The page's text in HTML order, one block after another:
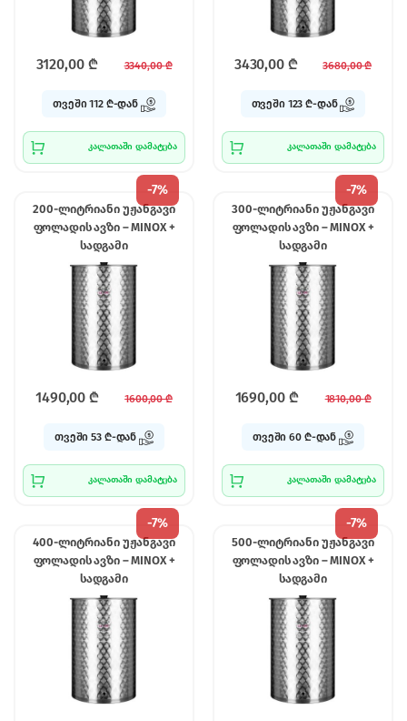
3120,00 ₾ 3340,00₾
თვეში 112 ₾-დან
კალათაში დამატება
3430,00 ₾ 3680,00₾
თვეში 123 ₾-დან
კალათაში დამატება
-7%
200-ლიტრიანი უჟანგავი
ფოლადის ავზი – MINOX +
სადგამი
1490,00 ₾ 1600,00₾
თვეში 53 ₾-დან
კალათაში დამატება
-7%
300-ლიტრიანი უჟანგავი
ფოლადის ავზი – MINOX +
სადგამი
1690,00 ₾ 1810,00₾
თვეში 60 ₾-დან
კალათაში დამატება
-7%
400-ლიტრიანი უჟანგავი
ფოლადის ავზი – MINOX +
სადგამი
-7%
500-ლიტრიანი უჟანგავი
ფოლადის ავზი – MINOX +
სადგამი